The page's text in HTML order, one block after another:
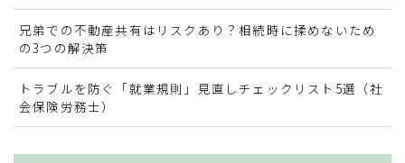
兄弟での不動産共有はリスクあり？相続時に揉めないため
の3つの解決策
トラブルを防ぐ「就業規則」見直しチェックリスト5選（社
会保険労務士）